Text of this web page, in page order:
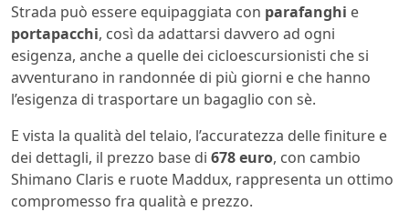
Strada può essere equipaggiata con parafanghi e
portapacchi, così da adattarsi davvero ad ogni
esigenza, anche a quelle dei cicloescursionisti che si
avventurano in randonnée di più giorni e che hanno
l’esigenza di trasportare un bagaglio con sè.
E vista la qualità del telaio, l’accuratezza delle finiture e
dei dettagli, il prezzo base di 678 euro, con cambio
Shimano Claris e ruote Maddux, rappresenta un ottimo
compromesso fra qualità e prezzo.